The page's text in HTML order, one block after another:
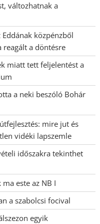
változhatnak a
közpénzből
reagált a döntésre
miatt tett feljelentést a
a neki beszóló Bohár
mire jut és
vidéki lapszemle
időszakra tekinthet
este az NB I
a szabolcsi focival
egyik